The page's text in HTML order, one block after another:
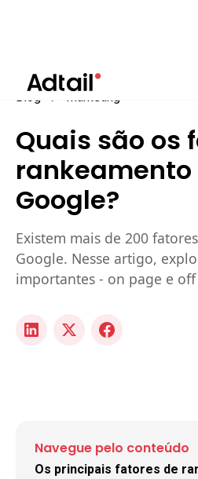
Blog Marketing
Quais são os
rankeamento
Google?
Existem mais de 200
Google. Nesse artigo,
importantes - on page e off
Navegue pelo conteúdo
Os principais fatores de